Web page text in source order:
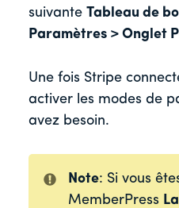
suivante Tableau de
Paramètres > Onglet
Une fois Stripe
activer les modes de
avez besoin.
Note: Si vous
MemberPress